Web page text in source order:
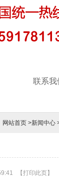
联系我
网站首页>新闻中心
【打印此页】